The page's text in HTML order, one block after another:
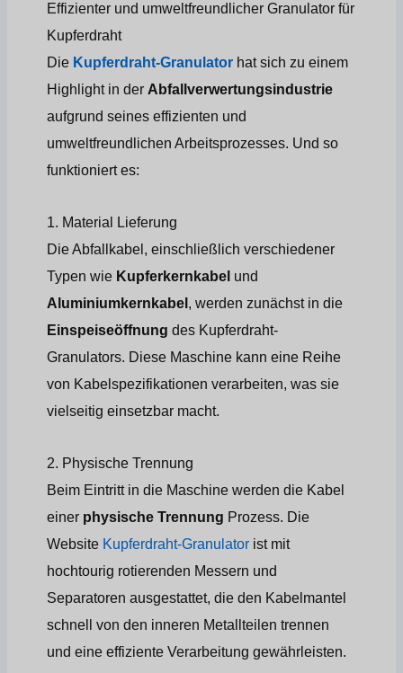
Effizienter und umweltfreundlicher Granulator für
Kupferdraht
Die Kupferdraht-Granulator hat sich zu einem
Highlight in der Abfallverwertungsindustrie
aufgrund seines effizienten und
umweltfreundlichen Arbeitsprozesses. Und so
funktioniert es:
1. Material Lieferung
Die Abfallkabel, einschließlich verschiedener
Typen wie Kupferkernkabel und
Aluminiumkernkabel , werden zunächst in die
Einspeiseöffnung des Kupferdraht-
Granulators. Diese Maschine kann eine Reihe
von Kabelspezifikationen verarbeiten, was sie
vielseitig einsetzbar macht.
2. Physische Trennung
Beim Eintritt in die Maschine werden die Kabel
einer physische Trennung Prozess. Die
Website Kupferdraht-Granulator ist mit
hochtourig rotierenden Messern und
Separatoren ausgestattet, die den Kabelmantel
schnell von den inneren Metallteilen trennen
und eine effiziente Verarbeitung gewährleisten.